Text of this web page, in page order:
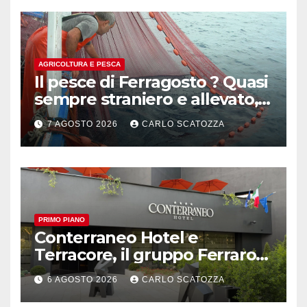
AGRICOLTURA E PESCA
Il pesce di Ferragosto ? Quasi
sempre straniero e allevato,
in sofferenza
7 AGOSTO 2026 CARLO SCATOZZA
PRIMO PIANO
Conterraneo Hotel e
Terracore, il gruppo Ferraro
amplia l’ ospitalità e il gusto
alle porte di Caserta
6 AGOSTO 2026 CARLO SCATOZZA